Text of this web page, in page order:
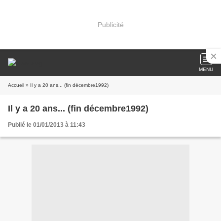
Publicité
MENU
Accueil » Il y a 20 ans... (fin décembre1992)
Il y a 20 ans... (fin décembre1992)
Publié le 01/01/2013 à 11:43